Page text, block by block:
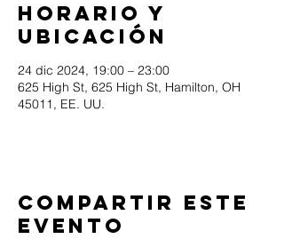
Horario y
ubicación
24 dic 2024, 19:00 – 23:00
625 High St, 625 High St, Hamilton, OH
45011, EE. UU.
Compartir este
evento